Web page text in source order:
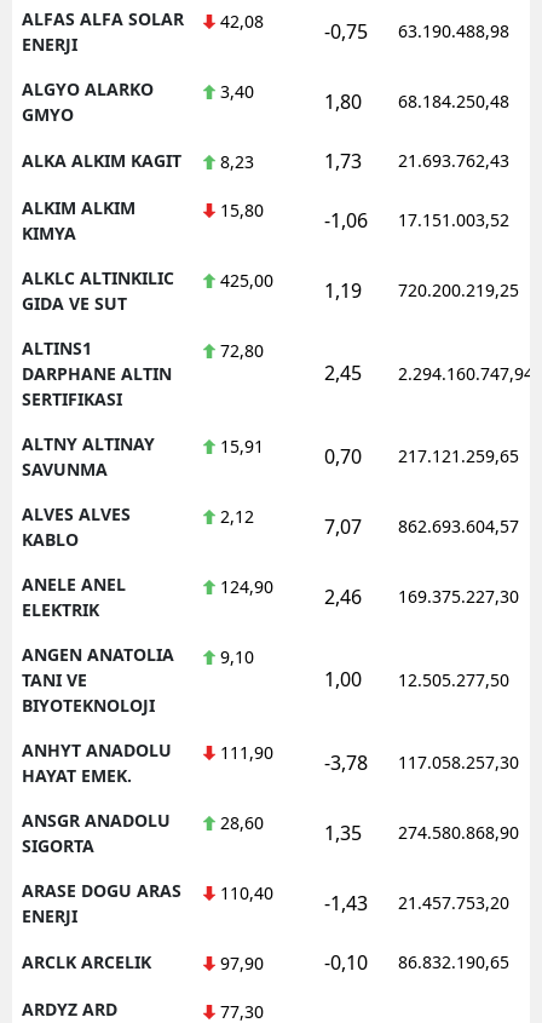
Zonguldak
Kırıkkale
Batman
Bartın
Yalova
Osmaniye
ALFAS ALFA SOLAR
ENERJI
42,08 -0,75 63.190.488,98
ALGYO ALARKO
GMYO
3,40 1,80 68.184.250,48
ALKA ALKIM KAGIT 8,23 1,73 21.693.762,43
ALKIM ALKIM
KIMYA
15,80 -1,06 17.151.003,52
ALKLC ALTINKILIC
GIDA VE SUT
425,00 1,19 720.200.219,25
ALTINS1
DARPHANE ALTIN
SERTIFIKASI
72,80
2,45 2.294.160.747,94
ALTNY ALTINAY
SAVUNMA
15,91 0,70 217.121.259,65
ALVES ALVES
KABLO
2,12 7,07 862.693.604,57
ANELE ANEL
ELEKTRIK
124,90 2,46 169.375.227,30
ANGEN ANATOLIA
TANI VE
BIYOTEKNOLOJI
9,10
1,00 12.505.277,50
ANHYT ANADOLU
HAYAT EMEK.
111,90 -3,78 117.058.257,30
ANSGR ANADOLU
SIGORTA
28,60 1,35 274.580.868,90
ARASE DOGU ARAS
ENERJI
110,40 -1,43 21.457.753,20
ARCLK ARCELIK 97,90 -0,10 86.832.190,65
ARDYZ ARD
77,30